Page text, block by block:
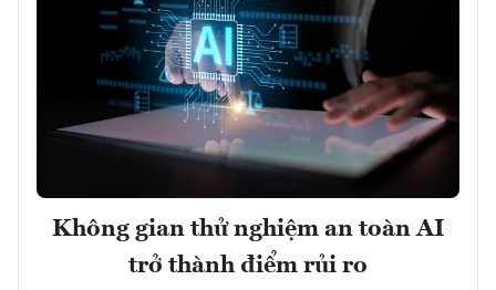
Không gian thử nghiệm an toàn AI
trở thành điểm rủi ro